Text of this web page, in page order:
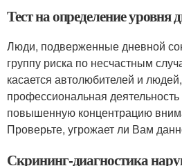
Тест на определение уровня
Люди, подверженные дневной
группу риска по несчастным
касается автолюбителей и
профессиональная
повышенную концентрацию
Проверьте, угрожает ли Вам
Скрининг-диагностика